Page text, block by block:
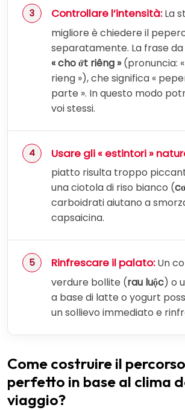
Controllare l’intensità:La
migliore è chiedere il
separatamente. La frase da
« cho ớt riêng »(pronuncia:
rieng »), che significa «
parte ». In questo modo
voi stessi.
Usare gli « estintori »
piatto risulta troppo
una ciotola di riso bianco (
carboidrati aiutano a
capsaicina.
Rinfrescare il palato:Un
verdure bollite (rau luộc) o
a base di latte o yogurt
un sollievo immediato e
Come costruire il
perfetto in base al clima
viaggio?